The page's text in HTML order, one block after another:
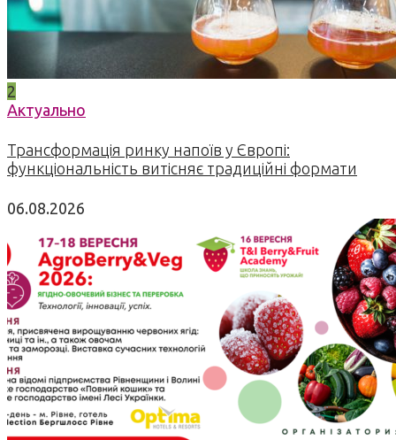
2
Актуально
Трансформація ринку напоїв у Європі:
функціональність витісняє традиційні формати
06.08.2026